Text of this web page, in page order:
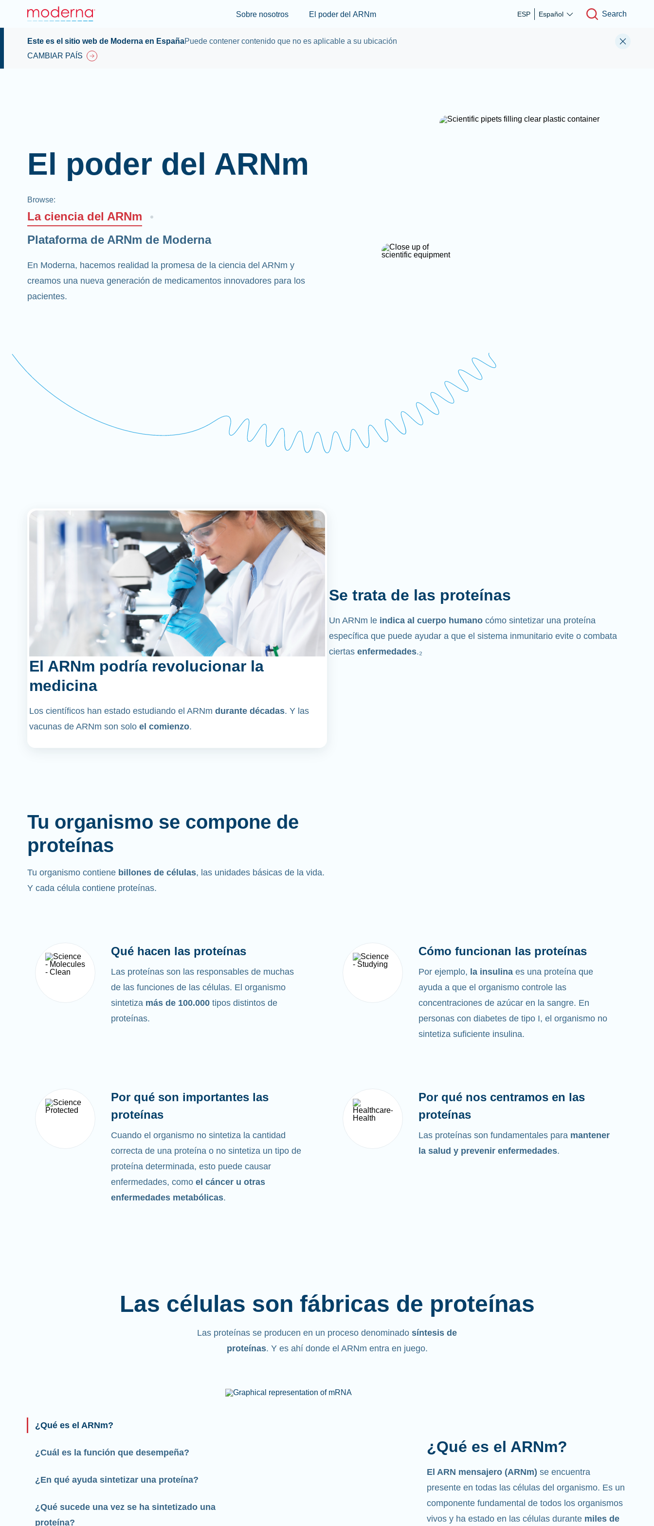
Skip to main content
Sobre nosotros El poder del ARNm ESP Español Search
Este es el sitio web de Moderna en EspañaPuede contener contenido que no es aplicable a su ubicación
CAMBIAR PAÍS
El poder del ARNm
Browse:
La ciencia del ARNm
Plataforma de ARNm de Moderna
En Moderna, hacemos realidad la promesa de la ciencia del ARNm y
creamos una nueva generación de medicamentos innovadores para los
pacientes.
El ARNm podría revolucionar la
medicina
Los científicos han estado estudiando el ARNm durante décadas. Y las
vacunas de ARNm son solo el comienzo.
Se trata de las proteínas
Un ARNm le indica al cuerpo humano cómo sintetizar una proteína
específica que puede ayudar a que el sistema inmunitario evite o combata
ciertas enfermedades.₂
Tu organismo se compone de
proteínas
Tu organismo contiene billones de células, las unidades básicas de la vida.
Y cada célula contiene proteínas.
Qué hacen las proteínas
Las proteínas son las responsables de muchas
de las funciones de las células. El organismo
sintetiza más de 100.000 tipos distintos de
proteínas.
Cómo funcionan las proteínas
Por ejemplo, la insulina es una proteína que
ayuda a que el organismo controle las
concentraciones de azúcar en la sangre. En
personas con diabetes de tipo I, el organismo no
sintetiza suficiente insulina.
Por qué son importantes las
proteínas
Cuando el organismo no sintetiza la cantidad
correcta de una proteína o no sintetiza un tipo de
proteína determinada, esto puede causar
enfermedades, como el cáncer u otras
enfermedades metabólicas.
Por qué nos centramos en las
proteínas
Las proteínas son fundamentales para mantener
la salud y prevenir enfermedades.
Las células son fábricas de proteínas
Las proteínas se producen en un proceso denominado síntesis de
proteínas. Y es ahí donde el ARNm entra en juego.
¿Qué es el ARNm?
¿Cuál es la función que desempeña?
¿En qué ayuda sintetizar una proteína?
¿Qué sucede una vez se ha sintetizado una
proteína?
¿Cuál es la función que
desempeña?